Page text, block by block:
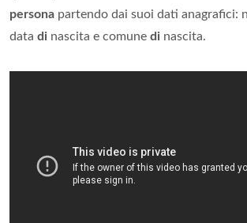
persona partendo dai suoi dati anagrafici:
data di nascita e comune di nascita.